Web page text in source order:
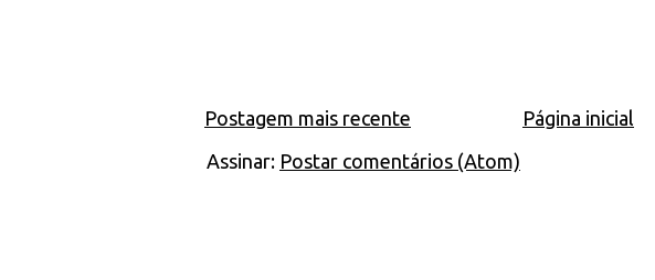
Postagem mais recente
Página inicial
Assinar: Postar comentários (Atom)